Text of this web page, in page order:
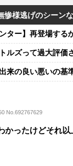
惨様逃げのシー
ター】再登場する
ルズって過大評価
来の良い悪いの基
No.692767629
かったけどそれ